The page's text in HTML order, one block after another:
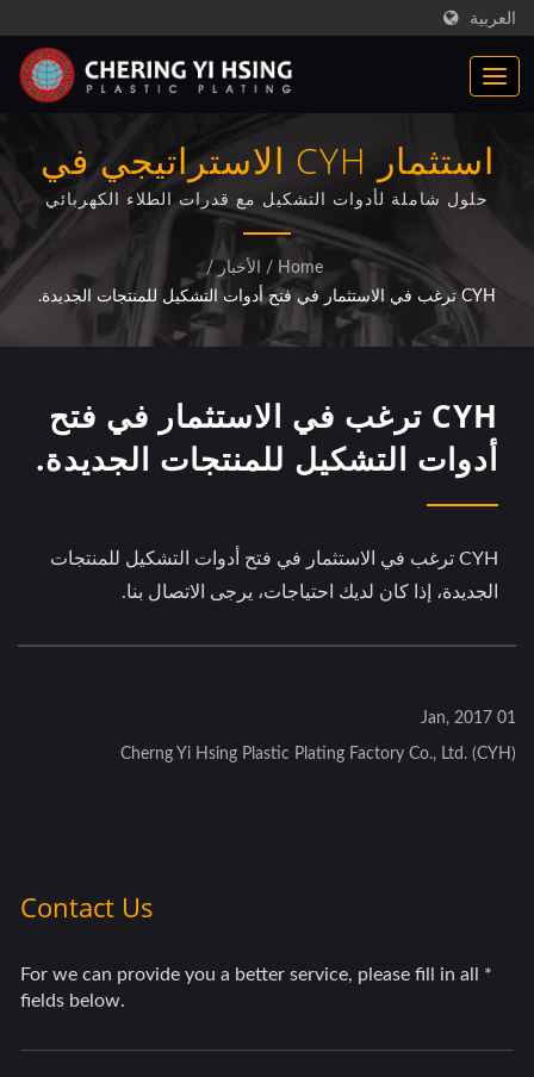
العربية
استثمار CYH الاستراتيجي في
تطوير أدوات التشكيل للمنتجات
الجديدة
حلول شاملة لأدوات التشكيل مع قدرات الطلاء الكهربائي
البلاستيكي المدمجة لمصنعي السيارات والأجهزة المنزلية
والدراجات النارية الذين يبحثون عن خدمات تطوير المنتجات
الشاملة.
Home
/ الأخبار
/
CYH ترغب في الاستثمار في فتح أدوات التشكيل للمنتجات الجديدة.
CYH ترغب في الاستثمار في فتح
أدوات التشكيل للمنتجات الجديدة.
CYH ترغب في الاستثمار في فتح أدوات التشكيل للمنتجات
الجديدة، إذا كان لديك احتياجات، يرجى الاتصال بنا.
01 Jan, 2017
Cherng Yi Hsing Plastic Plating Factory Co., Ltd. (CYH)